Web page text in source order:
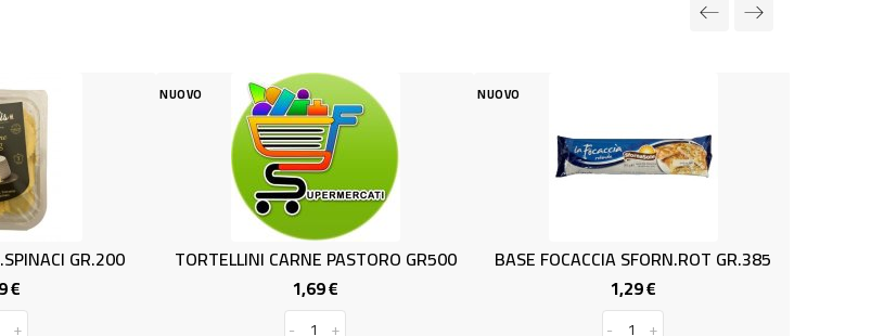
NUOVO
TORTELLINI CARNE PASTORO GR500
NUOVO
BASE FOCACCIA SFORN.ROT GR.385
PANZEROTTI CACIO E PEPE